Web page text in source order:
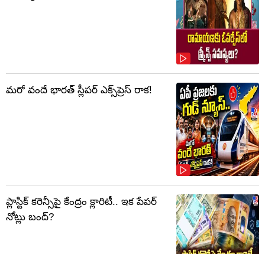
మరో వందే భారత్ స్లీపర్ ఎక్స్‌ప్రెస్ రాక!
ప్లాస్టిక్‌ కరెన్సీపై కేంద్రం క్లారిటీ.. ఇక పేపర్‌
నోట్లు బంద్‌?